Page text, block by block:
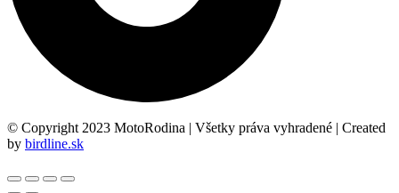
© Copyright 2023 MotoRodina | Všetky práva vyhradené | Created
by birdline.sk